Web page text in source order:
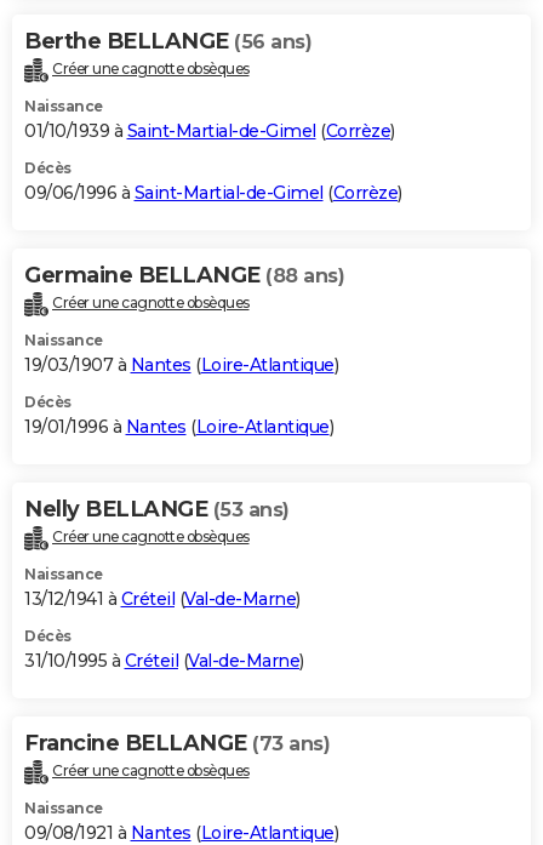
Berthe BELLANGE (56 ans)
Créer une cagnotte obsèques
Naissance
01/10/1939 à Saint-Martial-de-Gimel (Corrèze)
Décès
09/06/1996 à Saint-Martial-de-Gimel (Corrèze)
Germaine BELLANGE (88 ans)
Créer une cagnotte obsèques
Naissance
19/03/1907 à Nantes (Loire-Atlantique)
Décès
19/01/1996 à Nantes (Loire-Atlantique)
Nelly BELLANGE (53 ans)
Créer une cagnotte obsèques
Naissance
13/12/1941 à Créteil (Val-de-Marne)
Décès
31/10/1995 à Créteil (Val-de-Marne)
Francine BELLANGE (73 ans)
Créer une cagnotte obsèques
Naissance
09/08/1921 à Nantes (Loire-Atlantique)